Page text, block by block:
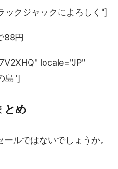
ックジャックによろしく"]
88円
locale="JP"
島"]
とめ
ルではないでしょうか。